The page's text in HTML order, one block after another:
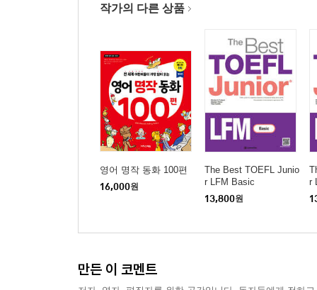
작가의 다른 상품
영어 명작 동화 100편
16,000원
The Best TOEFL Junio
r LFM Basic
13,800원
r
만든 이 코멘트